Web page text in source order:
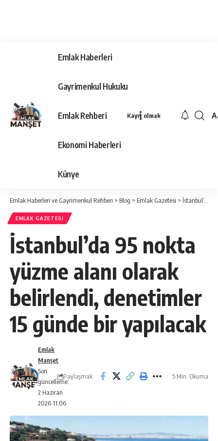
Emlak Haberleri
Gayrimenkul Hukuku
Emlak Rehberi
Ekonomi Haberleri
Künye
Kayıt olmak
Emlak Haberleri ve Gayrimenkul Rehberi > Blog > Emlak Gazetesi > İstanbul’da 95 nokta yüzme alanı olarak belirlendi, denetimler 15 günde bir yapılacak
EMLAK GAZETESI
İstanbul’da 95 nokta
yüzme alanı olarak
belirlendi, denetimler
15 günde bir yapılacak
Son
güncelleme:
2 Haziran
2026 11:06
Emlak
Manşet
Paylaşmak 5 Min. Okuma